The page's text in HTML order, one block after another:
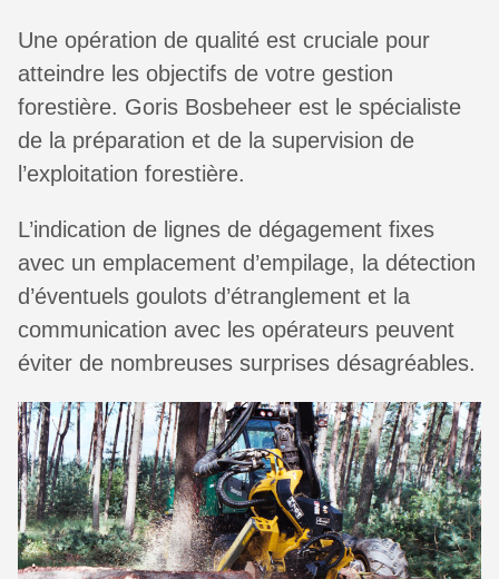
Une opération de qualité est cruciale pour
atteindre les objectifs de votre gestion
forestière. Goris Bosbeheer est le spécialiste
de la préparation et de la supervision de
l’exploitation forestière.
L’indication de lignes de dégagement fixes
avec un emplacement d’empilage, la détection
d’éventuels goulots d’étranglement et la
communication avec les opérateurs peuvent
éviter de nombreuses surprises désagréables.